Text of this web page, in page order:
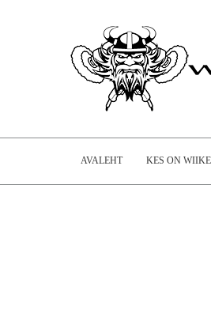
AVALEHT KES ON